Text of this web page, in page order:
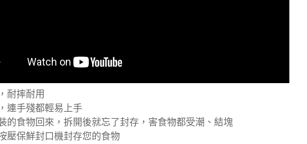
耐摔耐用
連手殘都輕易上手
的食物回來，拆開後就忘了封存，害食物都受潮、結塊
壓保鮮封口機封存您的食物